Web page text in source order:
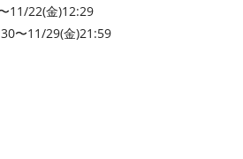
11/22(金)12:29
〜11/29(金)21:59